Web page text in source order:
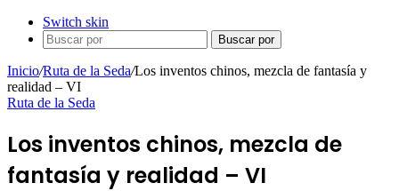
Switch skin
Buscar por
Inicio/Ruta de la Seda/Los inventos chinos, mezcla de fantasía y
realidad – VI
Ruta de la Seda
Los inventos chinos, mezcla de
fantasía y realidad – VI